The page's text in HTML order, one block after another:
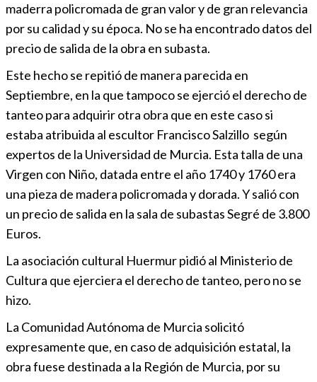
maderra policromada de gran valor y de gran relevancia
por su calidad y su época. No se ha encontrado datos del
precio de salida de la obra en subasta.
Este hecho se repitió de manera parecida en
Septiembre, en la que tampoco se ejerció el derecho de
tanteo para adquirir otra obra que en este caso si
estaba atribuida al escultor Francisco Salzillo según
expertos de la Universidad de Murcia. Esta talla de una
Virgen con Niño, datada entre el año 1740 y 1760 era
una pieza de madera policromada y dorada. Y salió con
un precio de salida en la sala de subastas Segré de 3.800
Euros.
La asociación cultural Huermur pidió al Ministerio de
Cultura que ejerciera el derecho de tanteo, pero no se
hizo.
La Comunidad Autónoma de Murcia solicitó
expresamente que, en caso de adquisición estatal, la
obra fuese destinada a la Región de Murcia, por su